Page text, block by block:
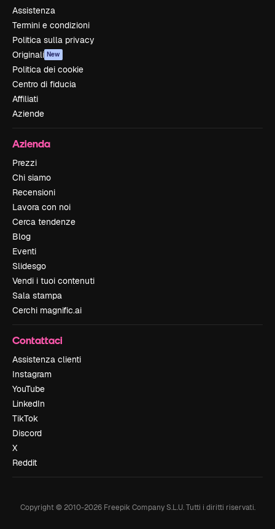
Assistenza
Termini e condizioni
Politica sulla privacy
Originali New
Politica dei cookie
Centro di fiducia
Affiliati
Aziende
Azienda
Prezzi
Chi siamo
Recensioni
Lavora con noi
Cerca tendenze
Blog
Eventi
Slidesgo
Vendi i tuoi contenuti
Sala stampa
Cerchi magnific.ai
Contattaci
Assistenza clienti
Instagram
YouTube
LinkedIn
TikTok
Discord
X
Reddit
Copyright © 2010-2026Freepik Company S.L.U. Tutti i diritti riservati.